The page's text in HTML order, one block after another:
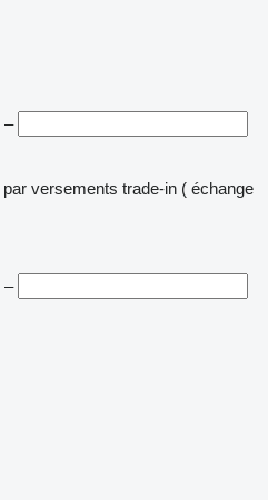
–
par versements trade-in ( échange
–